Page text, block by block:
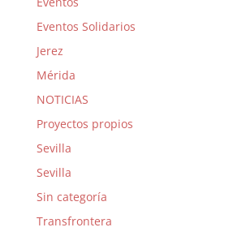
Eventos Solidarios
Jerez
Mérida
NOTICIAS
Proyectos propios
Sevilla
Sevilla
Sin categoría
Transfrontera